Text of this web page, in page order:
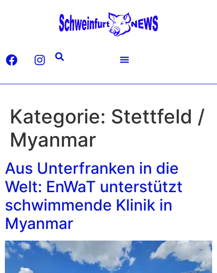
Kategorie: Stettfeld /
Myanmar
Aus Unterfranken in die
Welt: EnWaT unterstützt
schwimmende Klinik in
Myanmar